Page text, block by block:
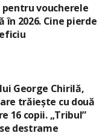
pentru voucherele
în 2026. Cine pierde
George Chirilă,
trăiește cu două
16 copii. „Tribul”
destrame